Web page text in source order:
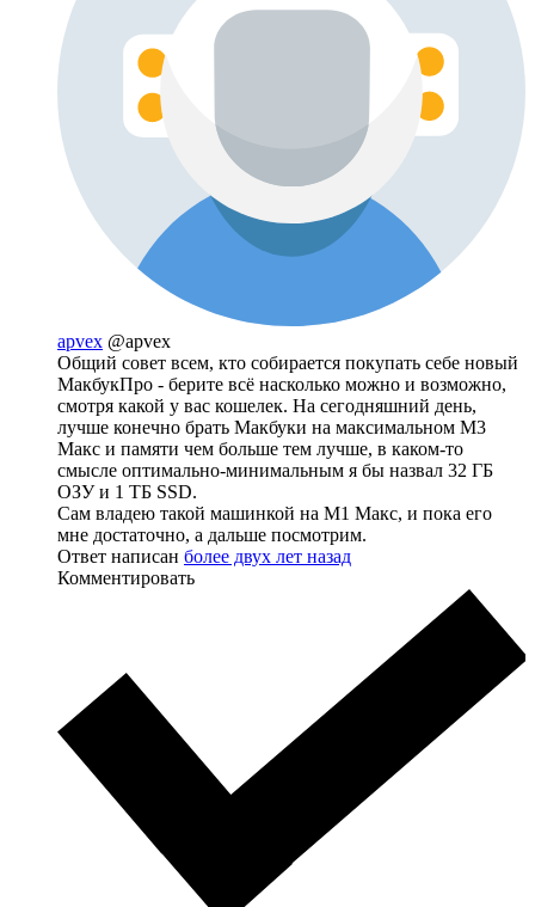
apvex @apvex
Общий совет всем, кто собирается покупать себе новый
МакбукПро - берите всё насколько можно и возможно,
смотря какой у вас кошелек. На сегодняшний день,
лучше конечно брать Макбуки на максимальном М3
Макс и памяти чем больше тем лучше, в каком-то
смысле оптимально-минимальным я бы назвал 32 ГБ
ОЗУ и 1 ТБ SSD.
Сам владею такой машинкой на М1 Макс, и пока его
мне достаточно, а дальше посмотрим.
Ответ написан более двух лет назад
Комментировать